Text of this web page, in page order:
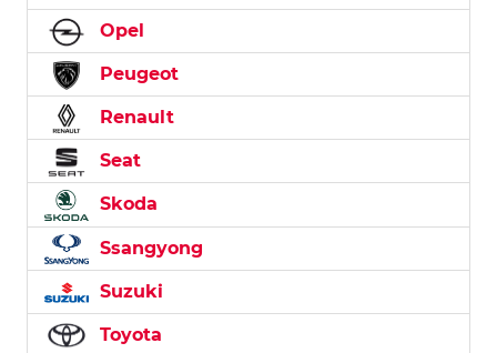
Opel
Peugeot
Renault
Seat
Skoda
Ssangyong
Suzuki
Toyota